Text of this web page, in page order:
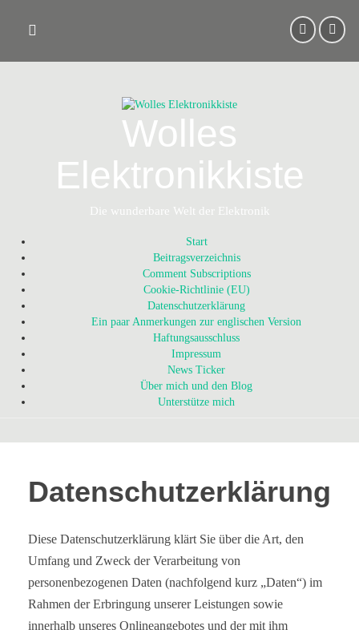
content
Wolles
Elektronikkiste
Die wunderbare Welt der Elektronik
Start
Beitragsverzeichnis
Comment Subscriptions
Cookie-Richtlinie (EU)
Datenschutzerklärung
Ein paar Anmerkungen zur englischen Version
Haftungsausschluss
Impressum
News Ticker
Über mich und den Blog
Unterstütze mich
Datenschutzerklärung
Diese Datenschutzerklärung klärt Sie über die Art, den
Umfang und Zweck der Verarbeitung von
personenbezogenen Daten (nachfolgend kurz „Daten“) im
Rahmen der Erbringung unserer Leistungen sowie
innerhalb unseres Onlineangebotes und der mit ihm